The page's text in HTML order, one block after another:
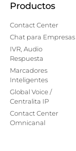
Productos
Contact Center
Chat para Empresas
IVR, Audio
Respuesta
Marcadores
Inteligentes
Global Voice /
Centralita IP
Contact Center
Omnicanal